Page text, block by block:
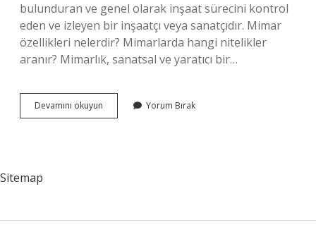
bulunduran ve genel olarak inşaat sürecini kontrol
eden ve izleyen bir inşaatçı veya sanatçıdır. Mimar
özellikleri nelerdir? Mimarlarda hangi nitelikler
aranır? Mimarlık, sanatsal ve yaratıcı bir…
Devamını okuyun
Mimar
Yorum Bırak
Sitemap